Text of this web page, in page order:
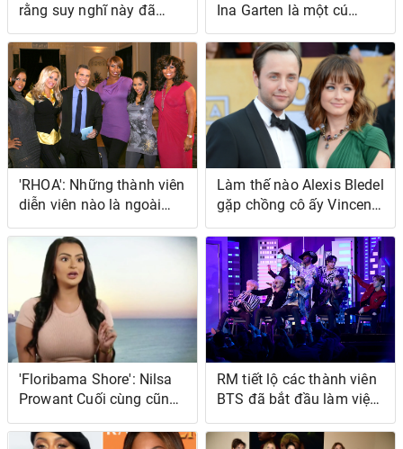
rằng suy nghĩ này đã
giúp cô ấy trở thành 'hình
dạng đẹp nhất' trong
cuộc đời của cô ấy
Ina Garten là một cú
ngoéo ngớ ngẩn đối với
khoai tây vỏ sò với 1
thành phần là So
Barefoot Contessa
'RHOA': Những thành viên
diễn viên nào là ngoài
'Cao và Nhỏ'?
Làm thế nào Alexis Bledel
gặp chồng cô ấy Vincent
Kartheiser?
'Floribama Shore': Nilsa
Prowant Cuối cùng cũng
định ngày cưới
RM tiết lộ các thành viên
BTS đã bắt đầu làm việc
trên 'Be (Deluxe Edition)'
'Gần như ngay lập tức